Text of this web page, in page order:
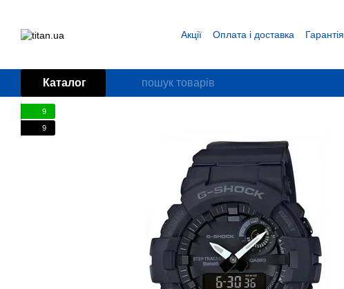
Акції Оплата і доставка Гарантія
Каталог
9
9